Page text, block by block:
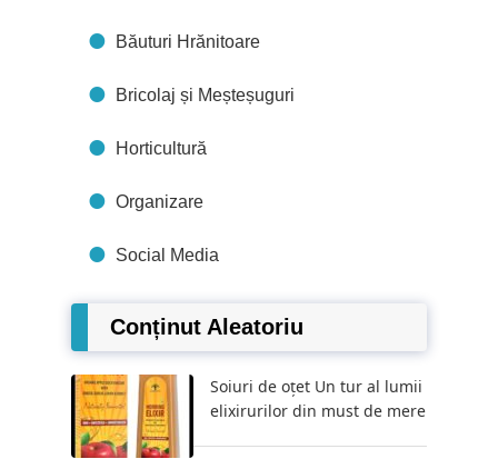
Băuturi Hrănitoare
Bricolaj și Meșteșuguri
Horticultură
Organizare
Social Media
Conținut Aleatoriu
Soiuri de oțet Un tur al lumii
elixirurilor din must de mere